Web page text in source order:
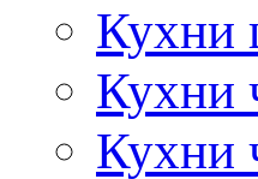
Кухни
Кухни
Кухни